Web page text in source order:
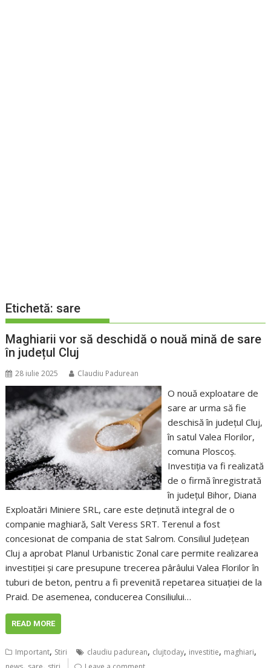
Etichetă: sare
Maghiarii vor să deschidă o nouă mină de sare
în județul Cluj
28 iulie 2025 Claudiu Padurean
O nouă exploatare de
sare ar urma să fie
deschisă în județul Cluj,
în satul Valea Florilor,
comuna Ploscoș.
Investiția va fi realizată
de o firmă înregistrată
în județul Bihor, Diana
Exploatări Miniere SRL, care este deținută integral de o
companie maghiară, Salt Veress SRT. Terenul a fost
concesionat de compania de stat Salrom. Consiliul Județean
Cluj a aprobat Planul Urbanistic Zonal care permite realizarea
investiției și care presupune trecerea pârâului Valea Florilor în
tuburi de beton, pentru a fi prevenită repetarea situației de la
Praid. De asemenea, conducerea Consiliului…
READ MORE
Important, Stiri claudiu padurean, clujtoday, investitie, maghiari,